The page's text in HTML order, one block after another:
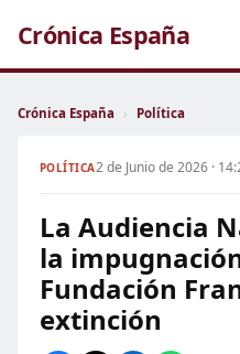
Crónica España
Crónica España › Política
POLÍTICA2 de Junio de 2026 ·
La Audiencia
la
Fundación
extinción